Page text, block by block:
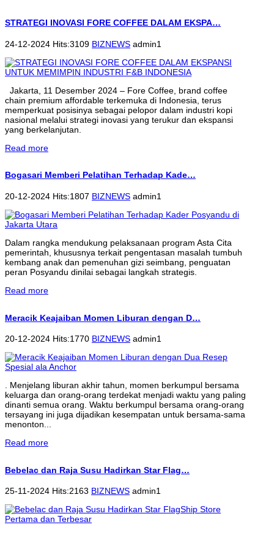
STRATEGI INOVASI FORE COFFEE DALAM EKSPA…
24-12-2024 Hits:3109 BIZNEWS admin1
Jakarta, 11 Desember 2024 – Fore Coffee, brand coffee
chain premium affordable terkemuka di Indonesia, terus
memperkuat posisinya sebagai pelopor dalam industri kopi
nasional melalui strategi inovasi yang terukur dan ekspansi
yang berkelanjutan.
Read more
Bogasari Memberi Pelatihan Terhadap Kade…
20-12-2024 Hits:1807 BIZNEWS admin1
Dalam rangka mendukung pelaksanaan program Asta Cita
pemerintah, khususnya terkait pengentasan masalah tumbuh
kembang anak dan pemenuhan gizi seimbang, penguatan
peran Posyandu dinilai sebagai langkah strategis.
Read more
Meracik Keajaiban Momen Liburan dengan D…
20-12-2024 Hits:1770 BIZNEWS admin1
. Menjelang liburan akhir tahun, momen berkumpul bersama
keluarga dan orang-orang terdekat menjadi waktu yang paling
dinanti semua orang. Waktu berkumpul bersama orang-orang
tersayang ini juga dijadikan kesempatan untuk bersama-sama
menonton...
Read more
Bebelac dan Raja Susu Hadirkan Star Flag…
25-11-2024 Hits:2163 BIZNEWS admin1